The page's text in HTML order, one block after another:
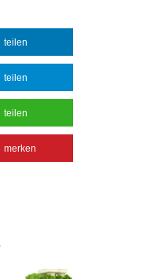
teilen
teilen
teilen
merken